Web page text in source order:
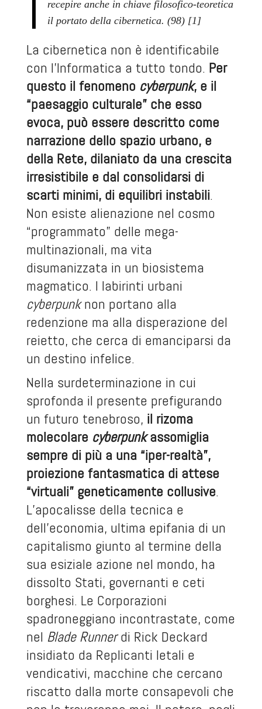
recepire anche in chiave filosofico-teoretica
il portato della cibernetica. (98) [1]
La cibernetica non è identificabile
con l’Informatica a tutto tondo. Per
questo il fenomeno cyberpunk, e il
“paesaggio culturale” che esso
evoca, può essere descritto come
narrazione dello spazio urbano, e
della Rete, dilaniato da una crescita
irresistibile e dal consolidarsi di
scarti minimi, di equilibri instabili.
Non esiste alienazione nel cosmo
“programmato” delle mega-
multinazionali, ma vita
disumanizzata in un biosistema
magmatico. I labirinti urbani
cyberpunknon portano alla
redenzione ma alla disperazione del
reietto, che cerca di emanciparsi da
un destino infelice.
Nella surdeterminazione in cui
sprofonda il presente prefigurando
un futuro tenebroso, il rizoma
molecolare cyberpunkassomiglia
sempre di più a una “iper-realtà”,
proiezione fantasmatica di attese
“virtuali” geneticamente collusive.
L’apocalisse della tecnica e
dell’economia, ultima epifania di un
capitalismo giunto al termine della
sua esiziale azione nel mondo, ha
dissolto Stati, governanti e ceti
borghesi. Le Corporazioni
spadroneggiano incontrastate, come
nel Blade Runnerdi Rick Deckard
insidiato da Replicanti letali e
vendicativi, macchine che cercano
riscatto dalla morte consapevoli che